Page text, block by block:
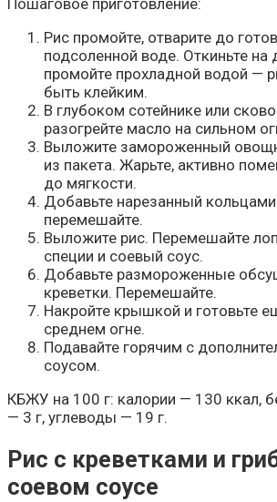
Пошаговое приготовление:
Рис промойте, отварите до
подсоленной воде. Откиньте на
промойте прохладной водой —
быть клейким.
В глубоком сотейнике или
разогрейте масло на сильном
Выложите замороженный
из пакета. Жарьте, активно
до мягкости.
Добавьте нарезанный
перемешайте.
Выложите рис. Перемешайте
специи и соевый соус.
Добавьте размороженные
креветки. Перемешайте.
Накройте крышкой и готовьте
среднем огне.
Подавайте горячим с
соусом.
КБЖУ на 100 г: калории — 130 ккал,
— 3 г, углеводы — 19 г.
Рис с креветками и
соевом соусе